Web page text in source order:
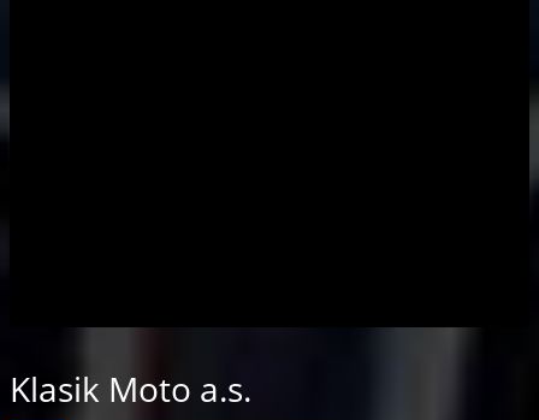
Klasik Moto a.s.